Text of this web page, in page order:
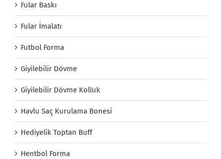
Fular Baskı
Fular İmalatı
Futbol Forma
Giyilebilir Dövme
Giyilebilir Dövme Kolluk
Havlu Saç Kurulama Bonesi
Hediyelik Toptan Buff
Hentbol Forma